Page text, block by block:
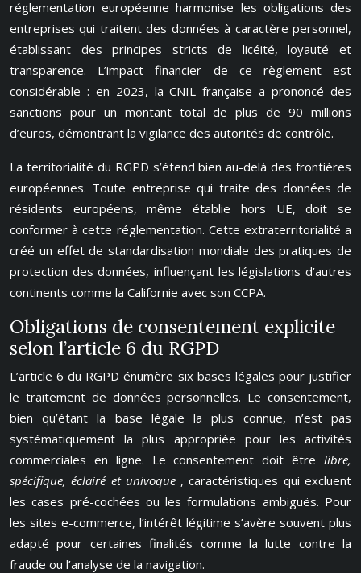
réglementation européenne harmonise les obligations des
entreprises qui traitent des données à caractère personnel,
établissant des principes stricts de licéité, loyauté et
transparence. L’impact financier de ce règlement est
considérable : en 2023, la CNIL française a prononcé des
sanctions pour un montant total de plus de 90 millions
d’euros, démontrant la vigilance des autorités de contrôle.
La territorialité du RGPD s’étend bien au-delà des frontières
européennes. Toute entreprise qui traite des données de
résidents européens, même établie hors UE, doit se
conformer à cette réglementation. Cette extraterritorialité a
créé un effet de standardisation mondiale des pratiques de
protection des données, influençant les législations d’autres
continents comme la Californie avec son CCPA.
Obligations de consentement explicite
selon l’article 6 du RGPD
L’article 6 du RGPD énumère six bases légales pour justifier
le traitement de données personnelles. Le consentement,
bien qu’étant la base légale la plus connue, n’est pas
systématiquement la plus appropriée pour les activités
commerciales en ligne. Le consentement doit être libre,
spécifique, éclairé et univoque , caractéristiques qui excluent
les cases pré-cochées ou les formulations ambiguës. Pour
les sites e-commerce, l’intérêt légitime s’avère souvent plus
adapté pour certaines finalités comme la lutte contre la
fraude ou l’analyse de la navigation.